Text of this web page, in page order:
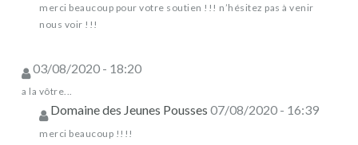
merci beaucoup pour votre soutien !!! n’hésitez pas à venir
nous voir !!!
03/08/2020 - 18:20
a la vôtre...
Domaine des Jeunes Pousses 07/08/2020 - 16:39
merci beaucoup !!!!